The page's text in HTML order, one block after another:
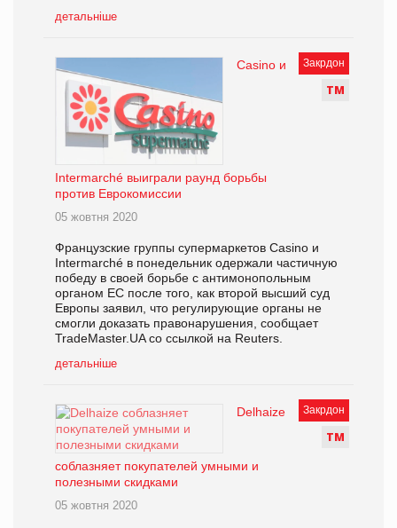
детальніше
Закрдон
ТМ
Casino и
Intermarché выиграли раунд борьбы
против Еврокомиссии
05 жовтня 2020
Французские группы супермаркетов Casino и
Intermarché в понедельник одержали частичную
победу в своей борьбе с антимонопольным
органом ЕС после того, как второй высший суд
Европы заявил, что регулирующие органы не
смогли доказать правонарушения, сообщает
TradeMaster.UA со ссылкой на Reuters.
детальніше
Закрдон
ТМ
Delhaize
соблазняет покупателей умными и
полезными скидками
05 жовтня 2020